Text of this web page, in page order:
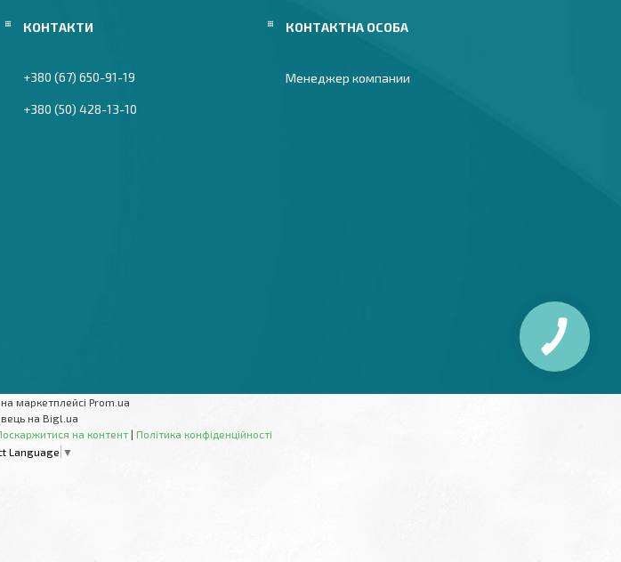
+380 (67) 650-91-19
+380 (50) 428-13-10
Менеджер компании
маркетплейсі Prom.ua
на Bigl.ua
на контент | Політика конфіденційності
Language ▼